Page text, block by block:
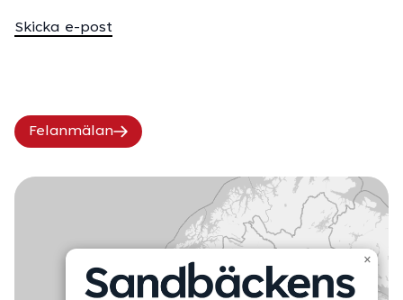
Skicka e-post
Felanmälan
×